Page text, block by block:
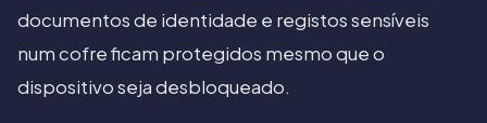
documentos de identidade e registos sensíveis
num cofre ficam protegidos mesmo que o
dispositivo seja desbloqueado.